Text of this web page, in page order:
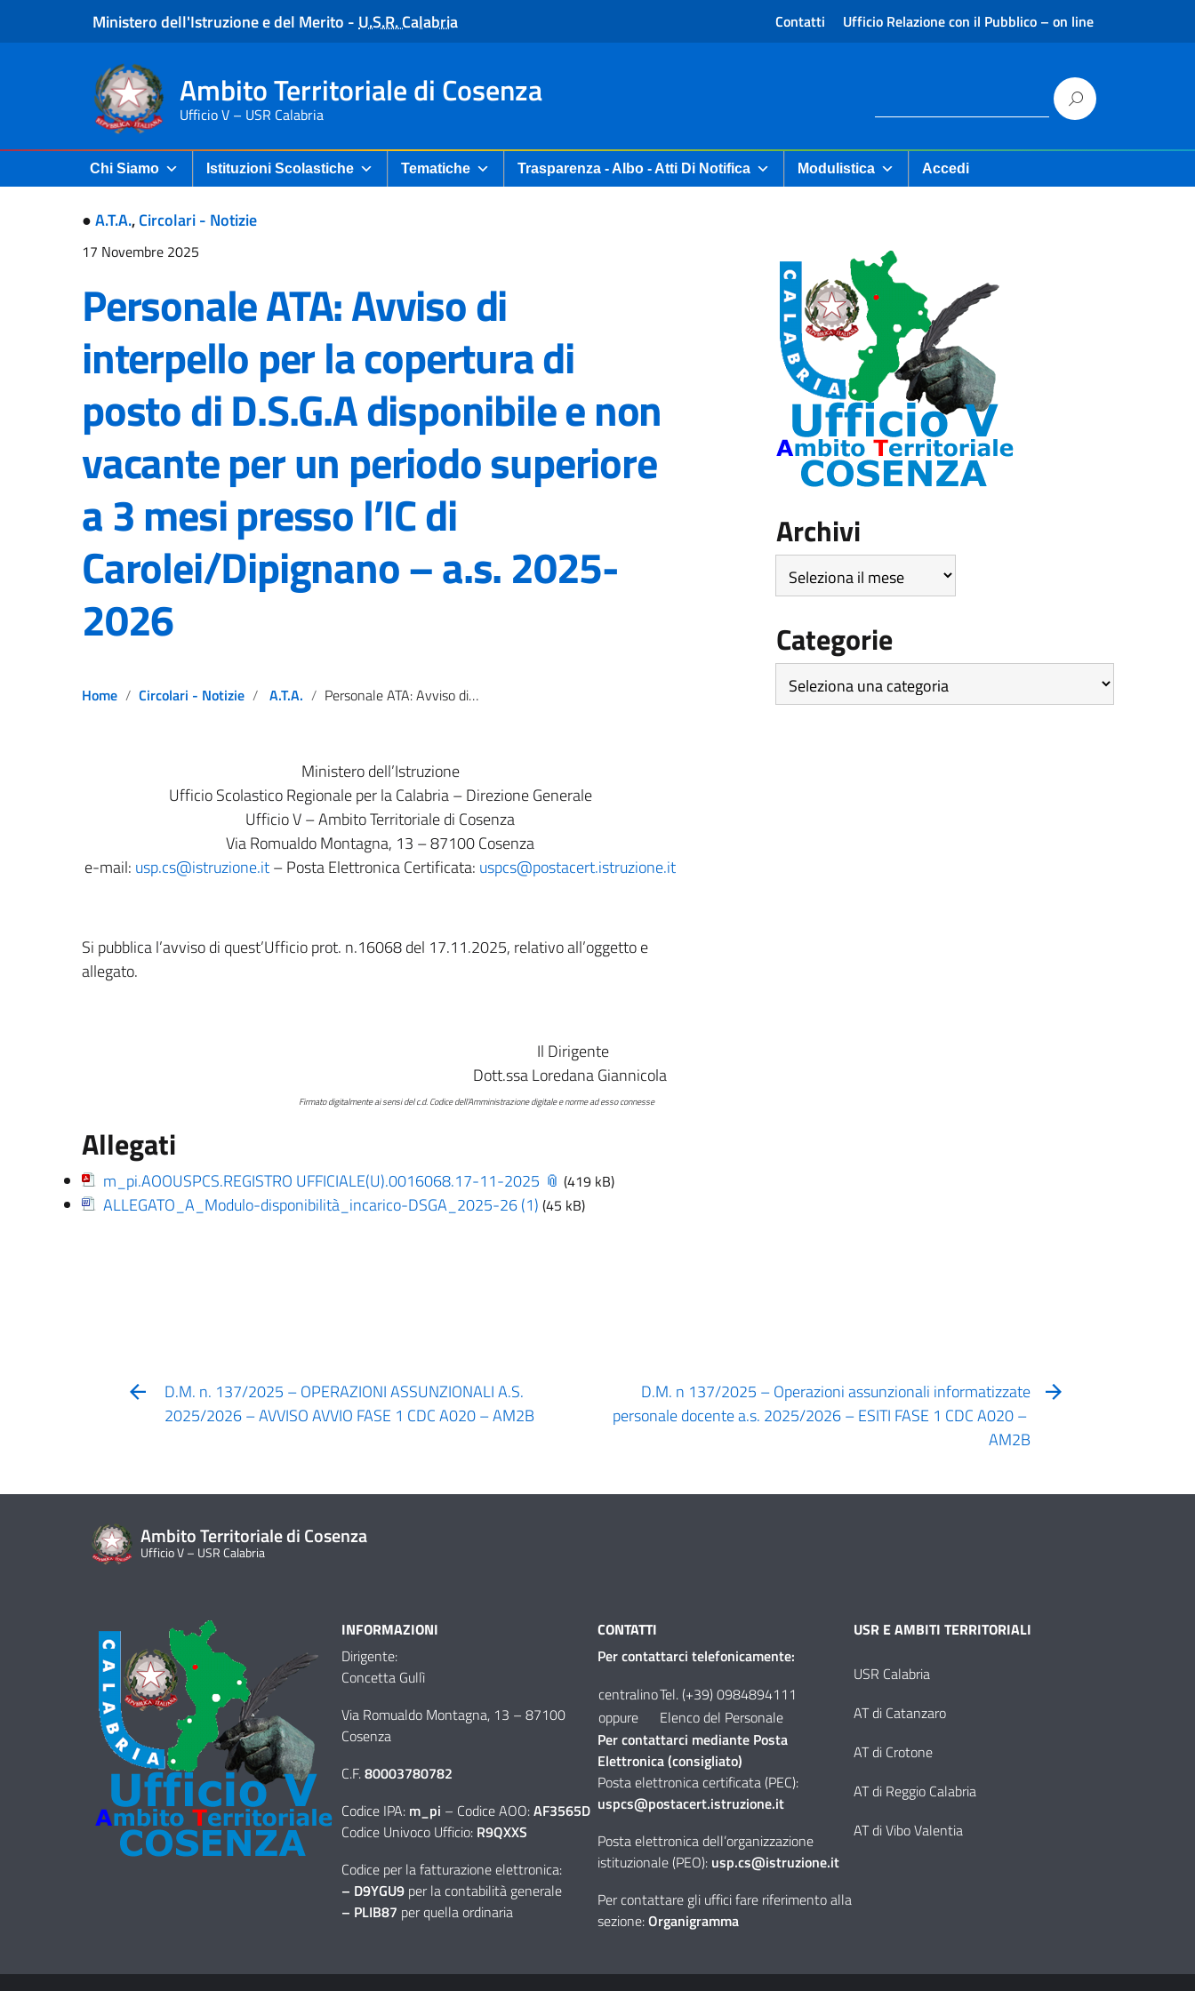
Ministero dell'Istruzione e del Merito -U.S.R. Calabria Contatti Ufficio Relazione con il Pubblico – on line
Ambito Territoriale di Cosenza
Ufficio V – USR Calabria
Chi Siamo Istituzioni Scolastiche Tematiche Trasparenza - Albo - Atti Di Notifica Modulistica Accedi
●A.T.A.,Circolari - Notizie
17 Novembre 2025
Personale ATA: Avviso di
interpello per la copertura di
posto di D.S.G.A disponibile e non
vacante per un periodo superiore
a 3 mesi presso l’IC di
Carolei/Dipignano – a.s. 2025-
2026
Home Circolari - Notizie A.T.A. Personale ATA: Avviso di interpello per la copertura di posto di D.S.G.A disponibile e non vacante per un periodo superiore a 3 mesi presso l’IC di Carolei/Dipignano – a.s. 2025-2026
Ministero dell’Istruzione
Ufficio Scolastico Regionale per la Calabria – Direzione Generale
Ufficio V – Ambito Territoriale di Cosenza
Via Romualdo Montagna, 13 –87100 Cosenza
e-mail: usp.cs@istruzione.it– Posta Elettronica Certificata: uspcs@postacert.istruzione.it
Si pubblica l’avviso di quest’Ufficio prot. n.16068 del 17.11.2025, relativo all’oggetto e
allegato.
Il Dirigente
Dott.ssa Loredana Giannicola
Firmato digitalmente ai sensi del c.d. Codice dell’Amministrazione digitale e norme ad esso connesse
Allegati
m_pi.AOOUSPCS.REGISTRO UFFICIALE(U).0016068.17-11-2025 (419 kB)
ALLEGATO_A_Modulo-disponibilità_incarico-DSGA_2025-26 (1) (45 kB)
Archivi
Archivi
Categorie
Categorie
D.M. n. 137/2025 – OPERAZIONI ASSUNZIONALI A.S.
2025/2026 – AVVISO AVVIO FASE 1 CDC A020 – AM2B
D.M. n 137/2025 – Operazioni assunzionali informatizzate
personale docente a.s. 2025/2026 – ESITI FASE 1 CDC A020 –
AM2B
Ambito Territoriale di Cosenza
Ufficio V – USR Calabria
INFORMAZIONI
Dirigente:
Concetta Gullì
Via Romualdo Montagna, 13 – 87100
Cosenza
C.F.80003780782
Codice IPA: m_pi – Codice AOO:AF3565D
Codice Univoco Ufficio: R9QXXS
Codice per la fatturazione elettronica:
– D9YGU9 per la contabilità generale
– PLIB87 per quella ordinaria
CONTATTI
Per contattarci telefonicamente:
centralinoTel. (+39) 0984894111
oppure
Elenco del Personale
Per contattarci mediante Posta
Elettronica (consigliato)
Posta elettronica certificata (PEC):
uspcs@postacert.istruzione.it
Posta elettronica dell’organizzazione
istituzionale (PEO): usp.cs@istruzione.it
Per contattare gli uffici fare riferimento alla
sezione:Organigramma
USR E AMBITI TERRITORIALI
USR Calabria
AT di Catanzaro
AT di Crotone
AT di Reggio Calabria
AT di Vibo Valentia